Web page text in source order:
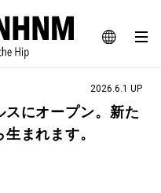
JA
EN
SNAP
イフスタイルWEBマガジン
2026.6.1 UP
スにオープン。新た
まれます。